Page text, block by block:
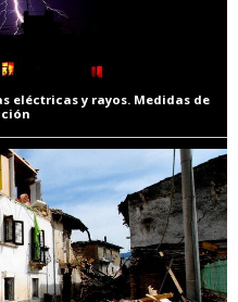
eléctricas y rayos. Medidas de